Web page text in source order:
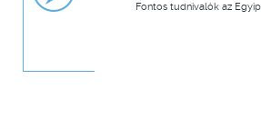
Fontos tudnivalók az